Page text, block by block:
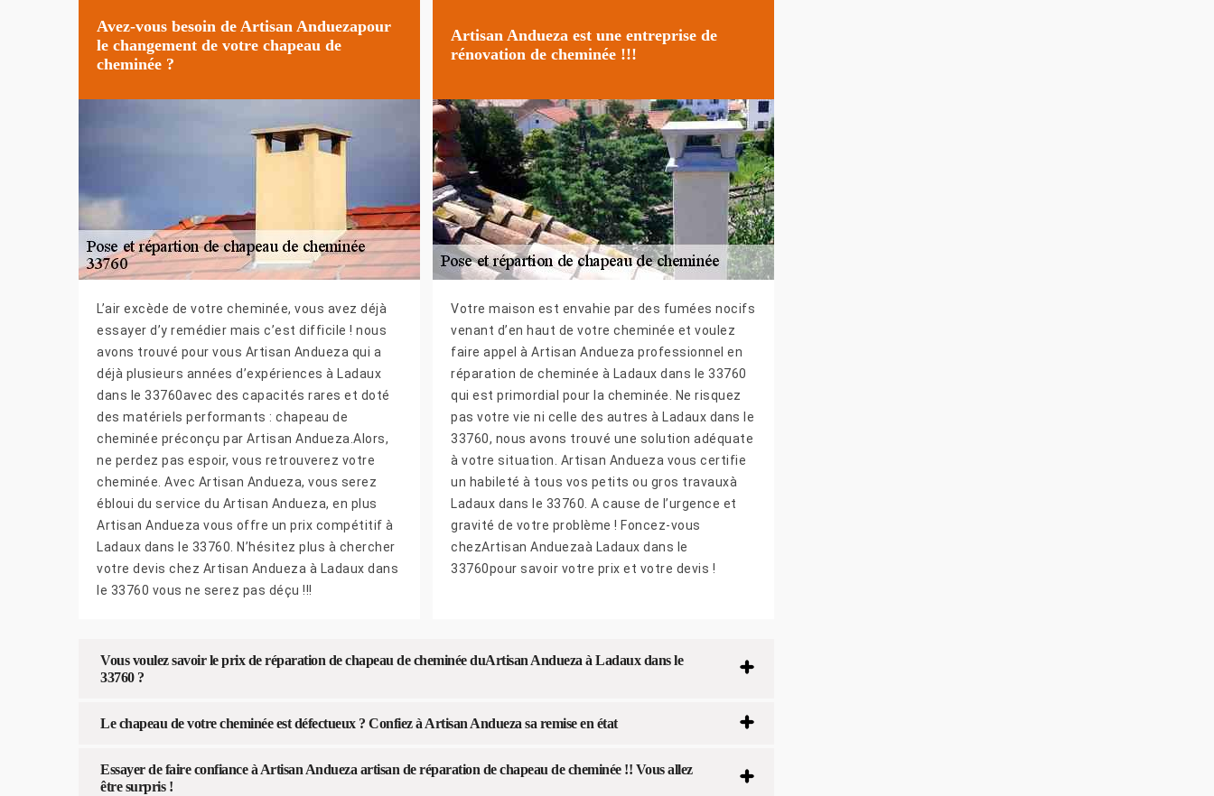
Avez-vous besoin de Artisan Anduezapour
le changement de votre chapeau de
cheminée ?
L’air excède de votre cheminée, vous avez déjà
essayer d’y remédier mais c’est difficile ! nous
avons trouvé pour vous Artisan Andueza qui a
déjà plusieurs années d’expériences à Ladaux
dans le 33760avec des capacités rares et doté
des matériels performants : chapeau de
cheminée préconçu par Artisan Andueza.Alors,
ne perdez pas espoir, vous retrouverez votre
cheminée. Avec Artisan Andueza, vous serez
ébloui du service du Artisan Andueza, en plus
Artisan Andueza vous offre un prix compétitif à
Ladaux dans le 33760. N’hésitez plus à chercher
votre devis chez Artisan Andueza à Ladaux dans
le 33760 vous ne serez pas déçu !!!
Artisan Andueza est une entreprise de
rénovation de cheminée !!!
Votre maison est envahie par des fumées nocifs
venant d’en haut de votre cheminée et voulez
faire appel à Artisan Andueza professionnel en
réparation de cheminée à Ladaux dans le 33760
qui est primordial pour la cheminée. Ne risquez
pas votre vie ni celle des autres à Ladaux dans le
33760, nous avons trouvé une solution adéquate
à votre situation. Artisan Andueza vous certifie
un habileté à tous vos petits ou gros travauxà
Ladaux dans le 33760. A cause de l’urgence et
gravité de votre problème ! Foncez-vous
chezArtisan Anduezaà Ladaux dans le
33760pour savoir votre prix et votre devis !
Vous voulez savoir le prix de réparation de chapeau de cheminée duArtisan Andueza à Ladaux dans le
33760 ?
Le chapeau de votre cheminée est défectueux ? Confiez à Artisan Andueza sa remise en état
Essayer de faire confiance à Artisan Andueza artisan de réparation de chapeau de cheminée !! Vous allez
être surpris !